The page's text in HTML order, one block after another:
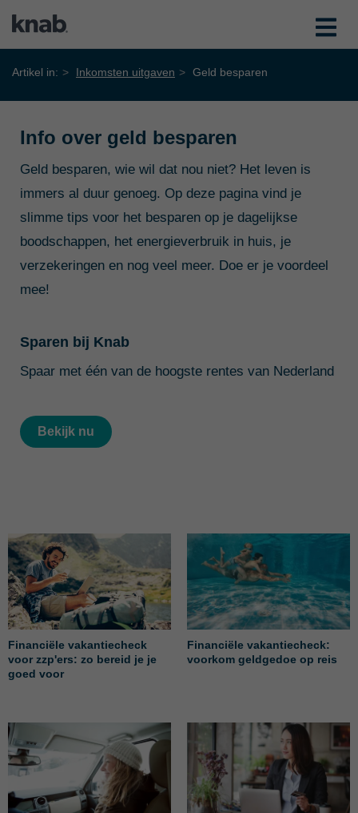
Artikel in: Inkomsten uitgaven Geld besparen
Info over geld besparen
Geld besparen, wie wil dat nou niet? Het leven is
immers al duur genoeg. Op deze pagina vind je
slimme tips voor het besparen op je dagelijkse
boodschappen, het energieverbruik in huis, je
verzekeringen en nog veel meer. Doe er je voordeel
mee!
Sparen bij Knab
Spaar met één van de hoogste rentes van Nederland
Bekijk nu
Financiële vakantiecheck
voor zzp'ers: zo bereid je je
goed voor
Financiële vakantiecheck:
voorkom geldgedoe op reis